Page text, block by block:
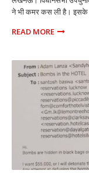
ने भी कमर कस ली है। इसके
READ MORE